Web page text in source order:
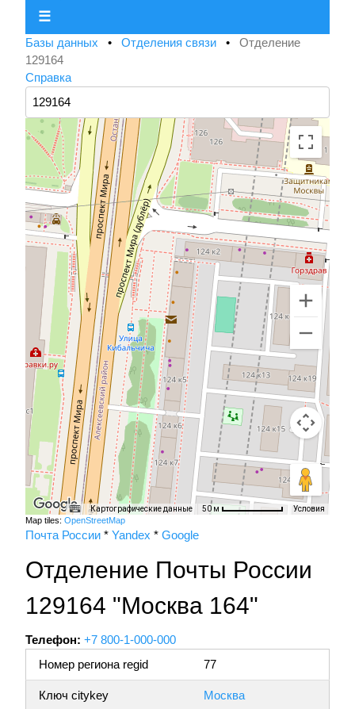
☰
Базы данных • Отделения связи • Отделение
129164
Справка
Картографические данные 50 м Условия
Map tiles: OpenStreetMap
Почта России * Yandex * Google
Отделение Почты России
129164 "Москва 164"
Телефон: +7 800-1-000-000
Номер региона regid
77
Ключ citykey Москва